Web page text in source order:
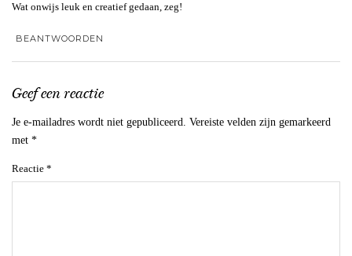
Wat onwijs leuk en creatief gedaan, zeg!
BEANTWOORDEN
Geef een reactie
Je e-mailadres wordt niet gepubliceerd. Vereiste velden zijn gemarkeerd
met *
Reactie *